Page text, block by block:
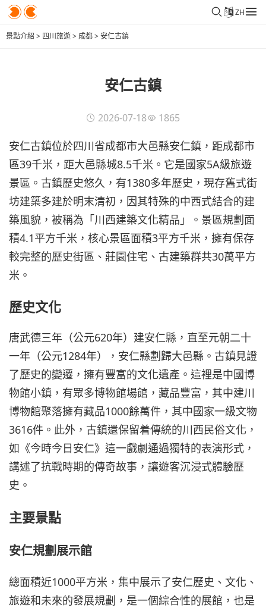
ZH
景點介紹 > 四川旅遊>成都>安仁古鎮
安仁古鎮
2026-07-18 1865
安仁古鎮位於四川省成都市大邑縣安仁鎮，距成都市
區39千米，距大邑縣城8.5千米。它是國家5A級旅遊
景區。古鎮歷史悠久，有1380多年歷史，現存舊式街
坊建築多建於明末清初，因其特殊的中西式結合的建
築風貌，被稱為「川西建築文化精品」。景區規劃面
積4.1平方千米，核心景區面積3平方千米，擁有保存
較完整的歷史街區、莊園住宅、古建築群共30萬平方
米。
歷史文化
唐武德三年（公元620年）建安仁縣，直至元朝二十
一年（公元1284年），安仁縣劃歸大邑縣。古鎮見證
了歷史的變遷，擁有豐富的文化遺產。這裡是中國博
物館小鎮，有眾多博物館場館，藏品豐富，其中建川
博物館聚落擁有藏品1000餘萬件，其中國家一級文物
3616件。此外，古鎮還保留着傳統的川西民俗文化，
如《今時今日安仁》這一戲劇通過獨特的表演形式，
講述了抗戰時期的傳奇故事，讓遊客沉浸式體驗歷
史。
主要景點
安仁規劃展示館
總面積近1000平方米，集中展示了安仁歷史、文化、
旅遊和未來的發展規劃，是一個綜合性的展館，也是